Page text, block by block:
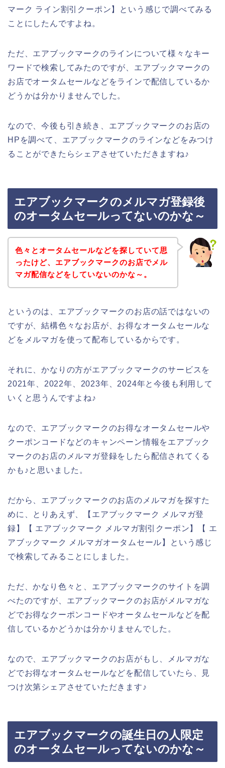
マーク ライン割引クーポン】という感じで調べてみる
ことにしたんですよね。
ただ、エアブックマークのラインについて様々なキー
ワードで検索してみたのですが、エアブックマークの
お店でオータムセールなどをラインで配信しているか
どうかは分かりませんでした。
なので、今後も引き続き、エアブックマークのお店の
HPを調べて、エアブックマークのラインなどをみつけ
ることができたらシェアさせていただきますね♪
エアブックマークのメルマガ登録後
のオータムセールってないのかな～
色々とオータムセールなどを探していて思
ったけど、エアブックマークのお店でメル
マガ配信などをしていないのかな～。
というのは、エアブックマークのお店の話ではないの
ですが、結構色々なお店が、お得なオータムセールな
どをメルマガを使って配布しているからです。
それに、かなりの方がエアブックマークのサービスを
2021年、2022年、2023年、2024年と今後も利用して
いくと思うんですよね♪
なので、エアブックマークのお得なオータムセールや
クーポンコードなどのキャンペーン情報をエアブック
マークのお店のメルマガ登録をしたら配信されてくる
かも♪と思いました。
だから、エアブックマークのお店のメルマガを探すた
めに、とりあえず、【エアブックマーク メルマガ登
録】【 エアブックマーク メルマガ割引クーポン】【 エ
アブックマーク メルマガオータムセール】という感じ
で検索してみることにしました。
ただ、かなり色々と、エアブックマークのサイトを調
べたのですが、エアブックマークのお店がメルマガな
どでお得なクーポンコードやオータムセールなどを配
信しているかどうかは分かりませんでした。
なので、エアブックマークのお店がもし、メルマガな
どでお得なオータムセールなどを配信していたら、見
つけ次第シェアさせていただきます♪
エアブックマークの誕生日の人限定
のオータムセールってないのかな～